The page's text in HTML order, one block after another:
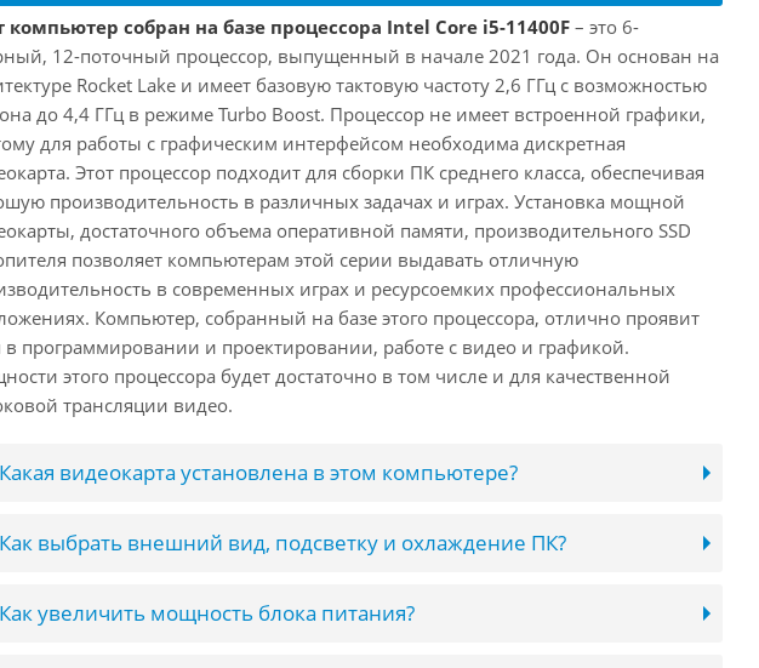
компьютер собран на базе процессора Intel Core i5-11400F – это 6-
12-поточный процессор, выпущенный в начале 2021 года. Он основан на
Rocket Lake и имеет базовую тактовую частоту 2,6 ГГц с возможностью
до 4,4 ГГц в режиме Turbo Boost. Процессор не имеет встроенной графики,
для работы с графическим интерфейсом необходима дискретная
Этот процессор подходит для сборки ПК среднего класса, обеспечивая
производительность в различных задачах и играх. Установка мощной
достаточного объема оперативной памяти, производительного SSD
позволяет компьютерам этой серии выдавать отличную
в современных играх и ресурсоемких профессиональных
Компьютер, собранный на базе этого процессора, отлично проявит
в программировании и проектировании, работе с видео и графикой.
этого процессора будет достаточно в том числе и для качественной
трансляции видео.
Какая видеокарта установлена в этом компьютере?
Как выбрать внешний вид, подсветку и охлаждение ПК?
Как увеличить мощность блока питания?